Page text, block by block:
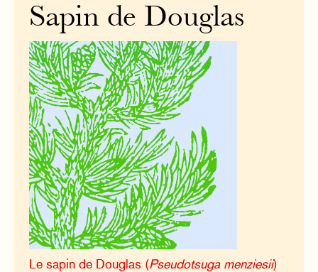
Sapin de Douglas
Le sapin de Douglas (Pseudotsuga menziesii)